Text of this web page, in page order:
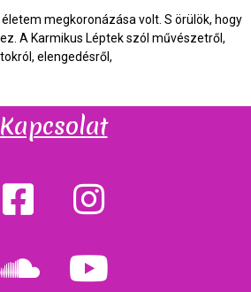
megkoronázása volt. S örülök, hogy
A Karmikus Léptek szól művészetről,
elengedésről,
Kapcsolat